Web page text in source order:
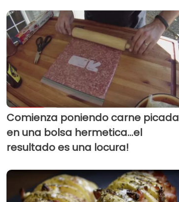
Comienza poniendo carne picada
en una bolsa hermetica...el
resultado es una locura!